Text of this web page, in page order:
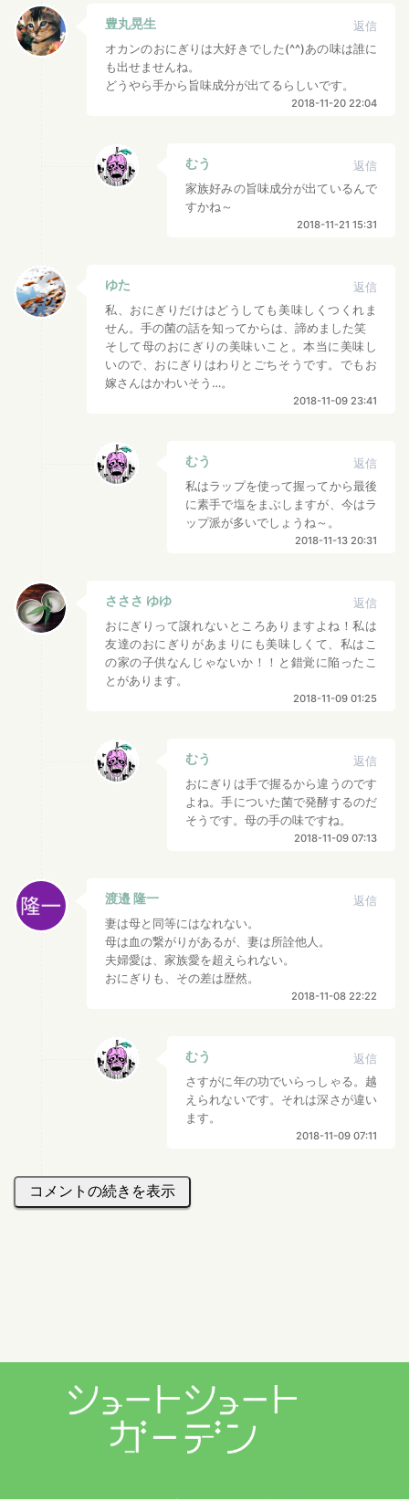
豊丸晃生
返信
オカンのおにぎりは大好きでした(^^)あの味は誰に
も出せませんね。
どうやら手から旨味成分が出てるらしいです。
2018-11-20 22:04
むう
返信
家族好みの旨味成分が出ているんで
すかね～
2018-11-21 15:31
ゆた
返信
私、おにぎりだけはどうしても美味しくつくれま
せん。手の菌の話を知ってからは、諦めました笑
そして母のおにぎりの美味いこと。本当に美味し
いので、おにぎりはわりとごちそうです。でもお
嫁さんはかわいそう…。
2018-11-09 23:41
むう
返信
私はラップを使って握ってから最後
に素手で塩をまぶしますが、今はラ
ップ派が多いでしょうね～。
2018-11-13 20:31
さささ ゆゆ
返信
おにぎりって譲れないところありますよね！私は
友達のおにぎりがあまりにも美味しくて、私はこ
の家の子供なんじゃないか！！と錯覚に陥ったこ
とがあります。
2018-11-09 01:25
むう
返信
おにぎりは手で握るから違うのです
よね。手についた菌で発酵するのだ
そうです。母の手の味ですね。
2018-11-09 07:13
渡邉 隆一
返信
妻は母と同等にはなれない。
母は血の繋がりがあるが、妻は所詮他人。
夫婦愛は、家族愛を超えられない。
おにぎりも、その差は歴然。
2018-11-08 22:22
むう
返信
さすがに年の功でいらっしゃる。越
えられないです。それは深さが違い
ます。
2018-11-09 07:11
コメントの続きを表示